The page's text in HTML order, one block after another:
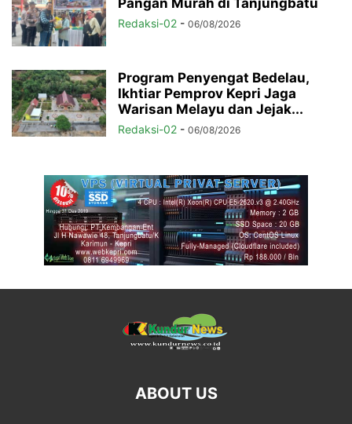
Pangan Murah di Tanjungbatu
Redaksi-02 - 06/08/2026
Program Penyengat Bedelau,
Ikhtiar Pemprov Kepri Jaga
Warisan Melayu dan Jejak...
Redaksi-02 - 06/08/2026
ABOUT US